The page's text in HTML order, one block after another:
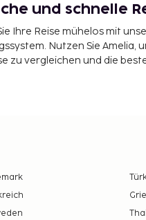
und schnelle
Ihre Reise mühelos mit
Nutzen Sie Amelia,
zu vergleichen und die